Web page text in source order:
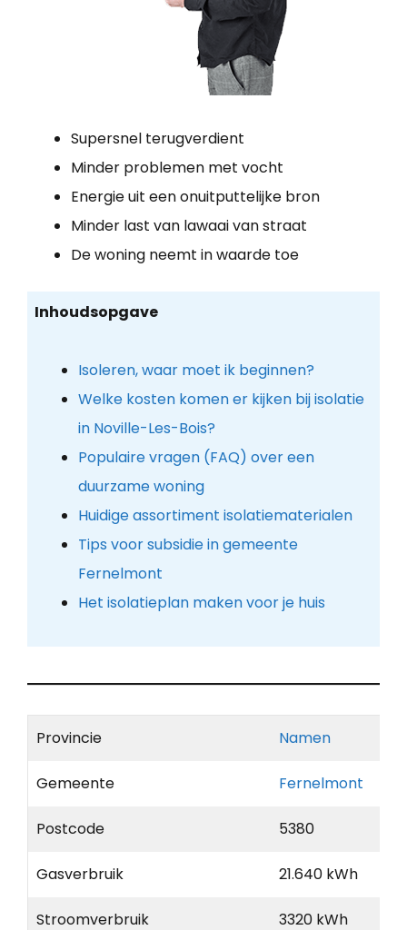
Supersnel terugverdient
Minder problemen met vocht
Energie uit een onuitputtelijke bron
Minder last van lawaai van straat
De woning neemt in waarde toe
Inhoudsopgave
Isoleren, waar moet ik beginnen?
Welke kosten komen er kijken bij isolatie
in Noville-Les-Bois?
Populaire vragen (FAQ) over een
duurzame woning
Huidige assortiment isolatiematerialen
Tips voor subsidie in gemeente
Fernelmont
Het isolatieplan maken voor je huis
Provincie Namen
Gemeente Fernelmont
Postcode 5380
Gasverbruik 21.640 kWh
Stroomverbruik 3320 kWh